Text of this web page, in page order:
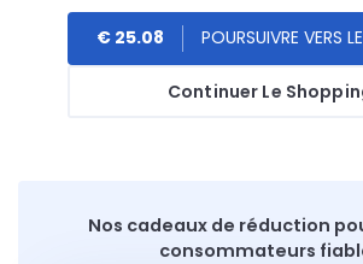
Continuer Le
€ 25.08
Nos cadeaux de réduction
consommateurs